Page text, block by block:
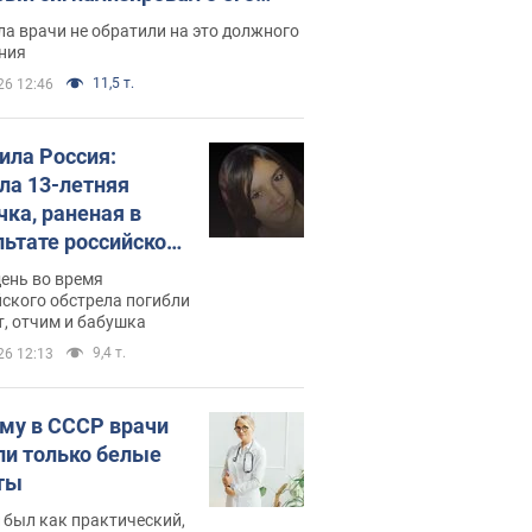
раке
врачи не обратили на это должного
12:46 11,5 т.
Россия:
13-летняя
раненая в
российской
на Сумскую
Фото
во время
обстрела погибли
отчим и бабушка
12:13 9,4 т.
в СССР врачи
только белые
был как практический,